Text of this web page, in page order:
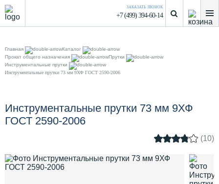
ЗАКАЗАТЬ ЗВОНОК
+7 (499) 394-60-14
Главная
Каталог
Прокат общего назначения
Прутки
Инструментальные прутки
Инструментальные прутки 73 мм 9ХФ ГОСТ 2590-2006
Инструментальные прутки 73 мм 9ХФ
ГОСТ 2590-2006
(10)